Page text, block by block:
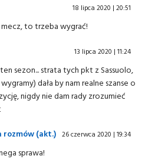
18 lipca 2020 | 20:51
mecz, to trzeba wygrać!
13 lipca 2020 | 11:24
sezon... strata tych pkt z Sassuolo,
dała by nam realne szanse o
nigdy nie dam rady zrozumieć
rozmów (akt.) 26 czerwca 2020 | 19:34
sprawa!